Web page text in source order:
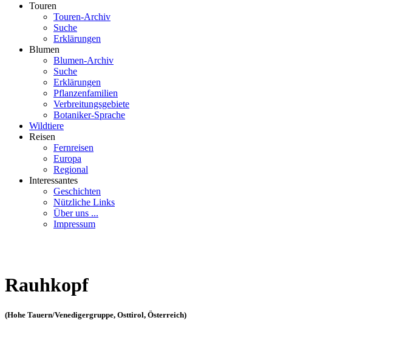
Touren
Touren-Archiv
Suche
Erklärungen
Blumen
Blumen-Archiv
Suche
Erklärungen
Pflanzenfamilien
Verbreitungsgebiete
Botaniker-Sprache
Wildtiere
Reisen
Fernreisen
Europa
Regional
Interessantes
Geschichten
Nützliche Links
Über uns ...
Impressum
Rauhkopf
(Hohe Tauern/Venedigergruppe, Osttirol, Österreich)